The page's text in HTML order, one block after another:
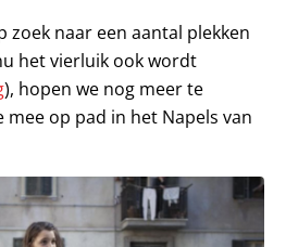
zoek naar een aantal plekken
het vierluik ook wordt
), hopen we nog meer te
mee op pad in het Napels van